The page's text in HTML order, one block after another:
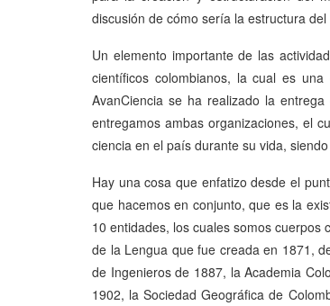
discusión de cómo sería la estructura
Un elemento importante de las
científicos colombianos, la cual es
AvanCiencia se ha realizado la
entregamos ambas organizaciones, el
ciencia en el país durante su vida,
Hay una cosa que enfatizo desde el
que hacemos en conjunto, que es la
10 entidades, los cuales somos cuerpos
de la Lengua que fue creada en 1871,
de Ingenieros de 1887, la Academia
1902, la Sociedad Geográfica de